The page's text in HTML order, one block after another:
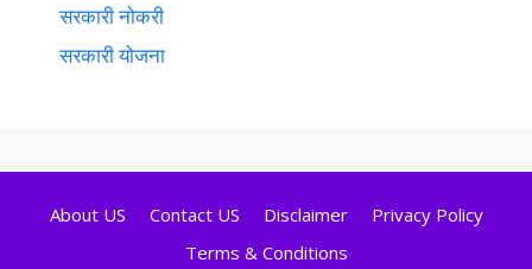
सरकारी नोकरी
सरकारी योजना
About US Contact US Disclaimer
Privacy Policy
Terms & Conditions